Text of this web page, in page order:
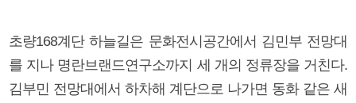
초량168계단 하늘길은 문화전시공간에서 김민부 전망대
를 지나 명란브랜드연구소까지 세 개의 정류장을 거친다.
김부민 전망대에서 하차해 계단으로 나가면 동화 같은 새